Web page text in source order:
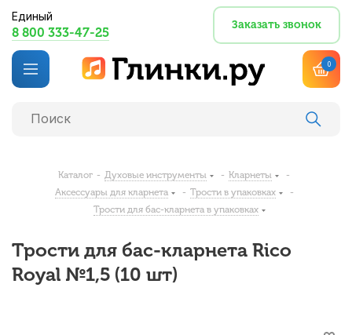
Единый
8 800 333-47-25
Заказать звонок
0
Каталог - Духовые инструменты - Кларнеты
-
Аксессуары для кларнета
- Трости в упаковках
-
Трости для бас-кларнета в упаковках
Трости для бас-кларнета Rico
Royal №1,5 (10 шт)